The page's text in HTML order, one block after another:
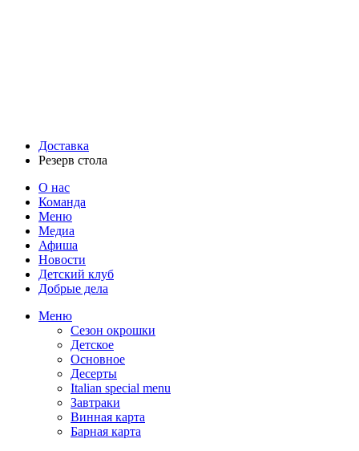
Доставка
Резерв стола
О нас
Команда
Меню
Медиа
Афиша
Новости
Детский клуб
Добрые дела
Меню
Сезон окрошки
Детское
Основное
Десерты
Italian special menu
Завтраки
Винная карта
Барная карта